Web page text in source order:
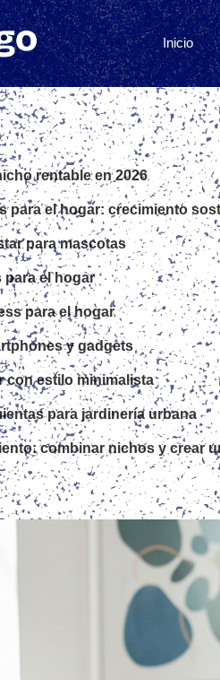
Inicio
rentable en 2026
para el hogar: crecimiento
para mascotas
para el hogar
para el hogar
y gadgets
con estilo minimalista
para jardinería urbana
combinar nichos y crear